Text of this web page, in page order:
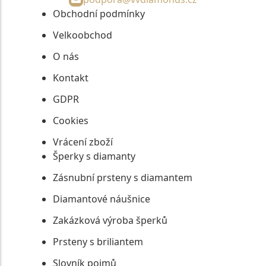
Obchodní podmínky
Velkoobchod
O nás
Kontakt
GDPR
Cookies
Vrácení zboží
Šperky s diamanty
Zásnubní prsteny s diamantem
Diamantové náušnice
Zakázková výroba šperků
Prsteny s briliantem
Slovník pojmů